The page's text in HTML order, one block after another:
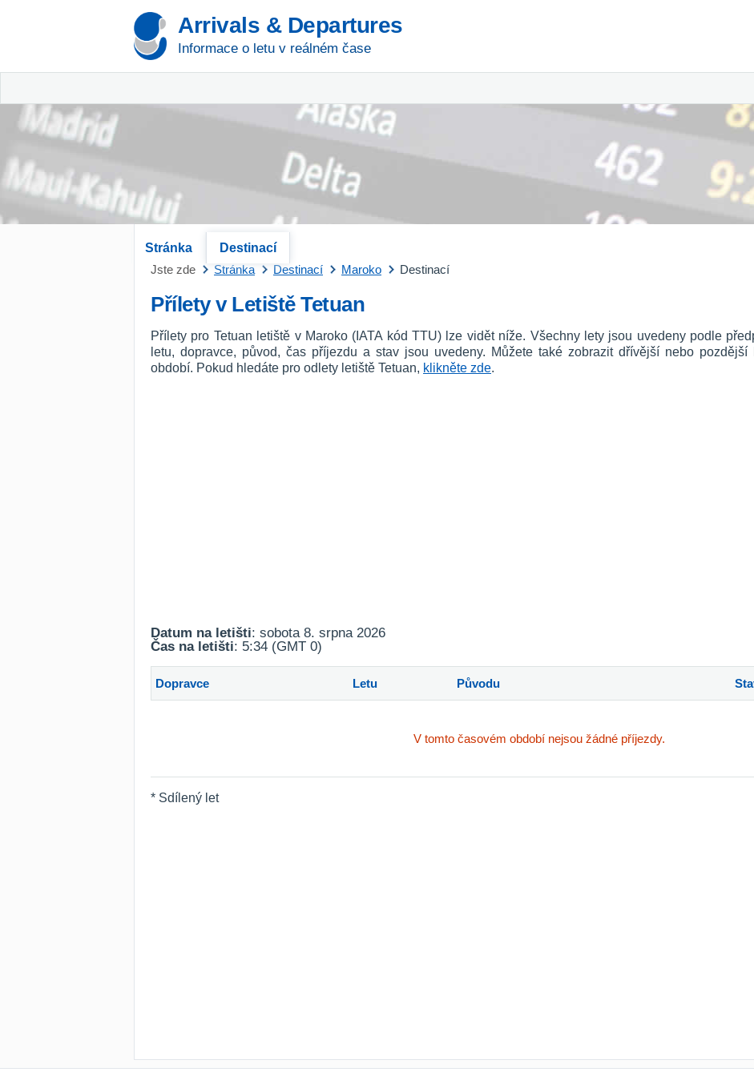
Arrivals & Departures
Informace o letu v reálném čase
Stránka
Destinací
Jste zde
Stránka Destinací Maroko Destinací
Přílety v Letiště Tetuan
Přílety pro Tetuan letiště v Maroko (IATA kód TTU) lze vidět níže. Všechny lety jsou uvedeny podle
letu, dopravce, původ, čas příjezdu a stav jsou uvedeny. Můžete také zobrazit dřívější nebo
období. Pokud hledáte pro odlety letiště Tetuan, klikněte zde.
Datum na letišti: sobota 8. srpna 2026
Čas na letišti: 5:34 (GMT 0)
Dopravce Letu Původu
V tomto časovém období nejsou žádné příjezdy.
* Sdílený let